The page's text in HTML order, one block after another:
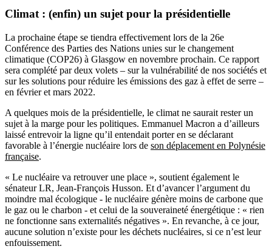
Climat : (enfin) un sujet pour la présidentielle
La prochaine étape se tiendra effectivement lors de la 26e
Conférence des Parties des Nations unies sur le changement
climatique (COP26) à Glasgow en novembre prochain. Ce rapport
sera complété par deux volets – sur la vulnérabilité de nos sociétés et
sur les solutions pour réduire les émissions des gaz à effet de serre –
en février et mars 2022.
A quelques mois de la présidentielle, le climat ne saurait rester un
sujet à la marge pour les politiques. Emmanuel Macron a d’ailleurs
laissé entrevoir la ligne qu’il entendait porter en se déclarant
favorable à l’énergie nucléaire lors de son déplacement en Polynésie
française.
« Le nucléaire va retrouver une place », soutient également le
sénateur LR, Jean-François Husson. Et d’avancer l’argument du
moindre mal écologique - le nucléaire génère moins de carbone que
le gaz ou le charbon - et celui de la souveraineté énergétique : « rien
ne fonctionne sans externalités négatives ». En revanche, à ce jour,
aucune solution n’existe pour les déchets nucléaires, si ce n’est leur
enfouissement.